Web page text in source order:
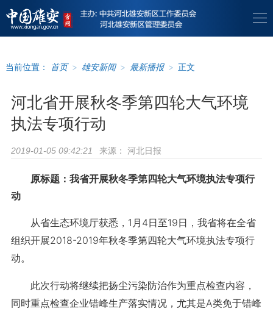
当前位置： 首页 > 雄安新闻 > 最新播报 > 正文
河北省开展秋冬季第四轮大气环境
执法专项行动
2019-01-05 09:42:21 来源： 河北日报
原标题：我省开展秋冬季第四轮大气环境执法专项行
动
从省生态环境厅获悉，1月4日至19日，我省将在全省
组织开展2018-2019年秋冬季第四轮大气环境执法专项行
动。
此次行动将继续把扬尘污染防治作为重点检查内容，
同时重点检查企业错峰生产落实情况，尤其是A类免于错峰